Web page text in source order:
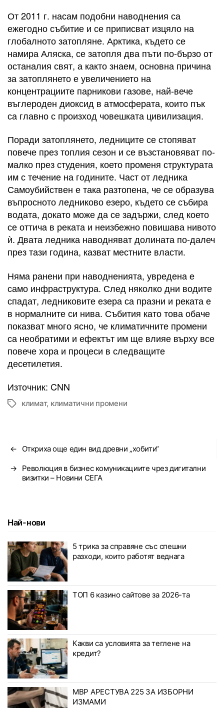
От 2011 г. насам подобни наводнения са
ежегодно събитие и се приписват изцяло на
глобалното затопляне. Арктика, където се
намира Аляска, се затопля два пъти по-бързо от
останалия свят, а както знаем, основна причина
за затоплянето е увеличението на
концентрациите парникови газове, най-вече
въглероден диоксид в атмосферата, които пък
са главно с произход човешката цивилизация.
Поради затоплянето, ледниците се стопяват
повече през топлия сезон и се възстановяват по-
малко през студения, което променя структурата
им с течение на годините. Част от ледника
Самоубийствен е така разтопена, че се образува
въпросното ледниково езеро, където се събира
водата, докато може да се задържи, след което
се оттича в реката и неизбежно повишава нивото
ѝ. Двата ледника наводняват долината по-далеч
през тази година, казват местните власти.
Няма ранени при наводненията, увредена е
само инфраструктура. След няколко дни водите
спадат, ледниковите езера са празни и реката е
в нормалните си нива. Събития като това обаче
показват много ясно, че климатичните промени
са необратими и ефектът им ще влияе върху все
повече хора и процеси в следващите
десетилетия.
Източник: CNN
Tagsклимат, климатични промени
← Откриха още един вид древни „хобити“
→
Революция в бизнес комуникациите чрез дигитални
визитки – Новини СЕГА
Най-нови
5 трика за справяне със спешни
разходи, които работят веднага
ТОП 6 казино сайтове за 2026-та
Какви са условията за теглене на
кредит?
МВР АРЕСТУВА 225 ЗА ИЗБОРНИ
ИЗМАМИ